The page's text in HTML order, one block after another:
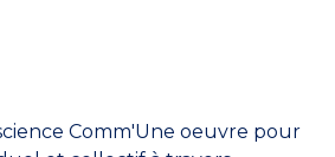
Comm'Une oeuvre pour